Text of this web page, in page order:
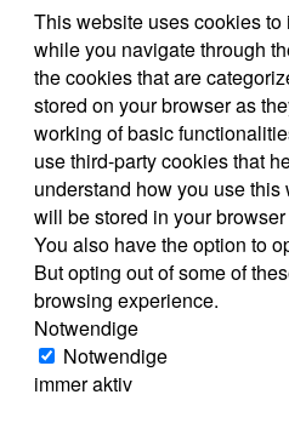
This website uses cookies
while you navigate through
the cookies that are
stored on your browser as
working of basic
use third-party cookies that
understand how you use
will be stored in your
You also have the option to
But opting out of some of
browsing experience.
Notwendige
Notwendige
immer aktiv